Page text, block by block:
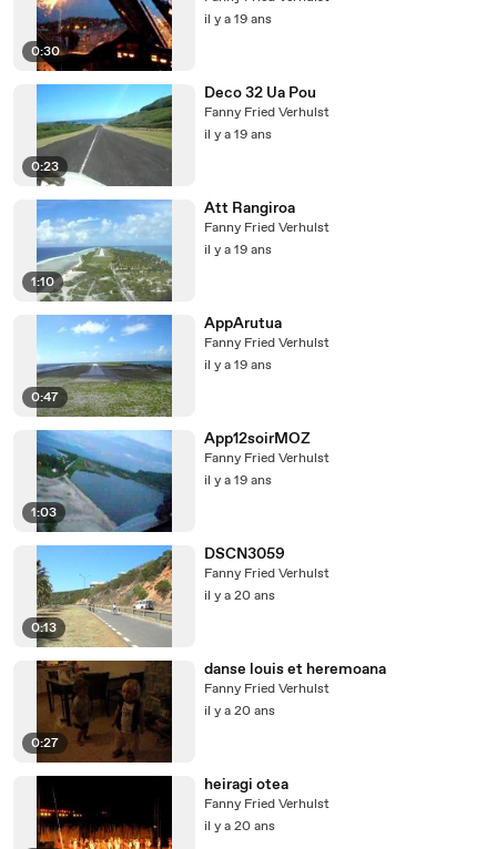
0:30
il y a 19 ans
0:23
Deco 32 Ua Pou
Fanny Fried Verhulst
il y a 19 ans
1:10
Att Rangiroa
Fanny Fried Verhulst
il y a 19 ans
0:47
AppArutua
Fanny Fried Verhulst
il y a 19 ans
1:03
App12soirMOZ
Fanny Fried Verhulst
il y a 19 ans
0:13
DSCN3059
Fanny Fried Verhulst
il y a 20 ans
0:27
danse louis et heremoana
Fanny Fried Verhulst
il y a 20 ans
heiragi otea
Fanny Fried Verhulst
il y a 20 ans